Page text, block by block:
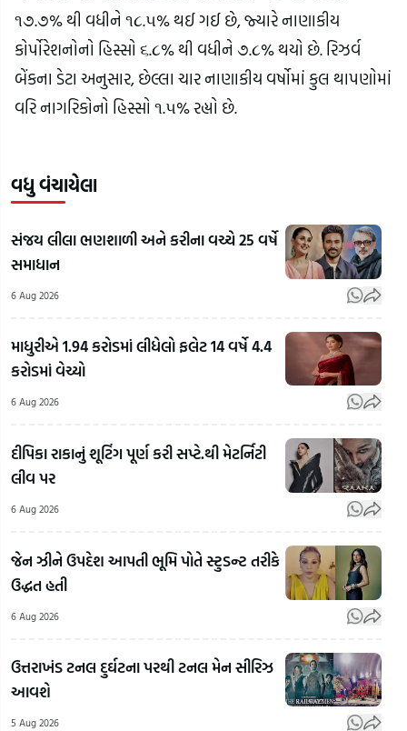
૧૭.૭% થી વધીને ૧૮.૫% થઈ ગઈ છે, જ્યારે નાણાકીય
કોર્પોરેશનોનો હિસ્સો ૬.૮% થી વધીને ૭.૮% થયો છે. રિઝર્વ
બેંકના ડેટા અનુસાર, છેલ્લા ચાર નાણાકીય વર્ષોમાં કુલ થાપણોમાં
વરિ નાગરિકોનો હિસ્સો ૧.૫% રહ્યો છે.
વધુ વંચાયેલા
સંજય લીલા ભણશાળી અને કરીના વચ્ચે 25 વર્ષે
સમાધાન
6 Aug 2026
માધુરીએ 1.94 કરોડમાં લીધેલો ફલેટ 14 વર્ષે 4.4
કરોડમાં વેચ્યો
6 Aug 2026
દીપિકા રાકાનું શૂટિંગ પૂર્ણ કરી સપ્ટે.થી મેટર્નિટી
લીવ પર
6 Aug 2026
જેન ઝીને ઉપદેશ આપતી ભૂમિ પોતે સ્ટુડન્ટ તરીકે
ઉદ્ધત હતી
6 Aug 2026
ઉત્તરાખંડ ટનલ દુર્ઘટના પરથી ટનલ મેન સીરિઝ
આવશે
5 Aug 2026
RSS
Chief
Bhagwat
On
LGBTQ:
LGBTQ+
સમલૈંગિક
લગ્નો મુદ્દે
જેના પર
પનીરની